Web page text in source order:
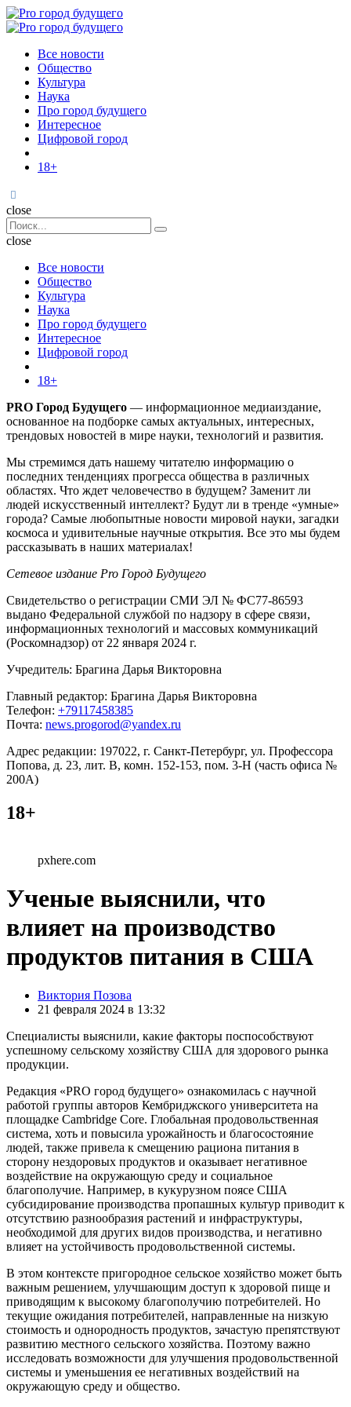
Menu
Поиск
Menu
Pro
Все новости
Общество
Культура
Наука
Про город будущего
Интересное
Цифровой город
18+
Поиск
close
Search
for:
Поиск
close
Все новости
Общество
Культура
Наука
Про город будущего
Интересное
Цифровой город
18+
PRO Город Будущего — информационное медиаиздание,
основанное на подборке самых актуальных, интересных,
трендовых новостей в мире науки, технологий и развития.
Мы стремимся дать нашему читателю информацию о
последних тенденциях прогресса общества в различных
областях. Что ждет человечество в будущем? Заменит ли
людей искусственный интеллект? Будут ли в тренде «умные»
города? Самые любопытные новости мировой науки, загадки
космоса и удивительные научные открытия. Все это мы будем
рассказывать в наших материалах!
Сетевое издание Pro Город Будущего
Свидетельство о регистрации СМИ ЭЛ № ФС77-86593
выдано Федеральной службой по надзору в сфере связи,
информационных технологий и массовых коммуникаций
(Роскомнадзор) от 22 января 2024 г.
Учредитель: Брагина Дарья Викторовна
Главный редактор: Брагина Дарья Викторовна
Телефон: +79117458385
Почта: news.progorod@yandex.ru
Адрес редакции: 197022, г. Санкт-Петербург, ул. Профессора
Попова, д. 23, лит. В, комн. 152-153, пом. 3-Н (часть офиса №
200А)
18+
pxhere.com
Ученые выяснили, что
влияет на производство
продуктов питания в США
Posted
by
Виктория Позова
21 февраля 2024 в 13:32
Специалисты выяснили, какие факторы поспособствуют
успешному сельскому хозяйству США для здорового рынка
продукции.
Редакция «PRO город будущего» ознакомилась с научной
работой группы авторов Кембриджского университета на
площадке Cambridge Core. Глобальная продовольственная
система, хоть и повысила урожайность и благосостояние
людей, также привела к смещению рациона питания в
сторону нездоровых продуктов и оказывает негативное
воздействие на окружающую среду и социальное
благополучие. Например, в кукурузном поясе США
субсидирование производства пропашных культур приводит к
отсутствию разнообразия растений и инфраструктуры,
необходимой для других видов производства, и негативно
влияет на устойчивость продовольственной системы.
В этом контексте пригородное сельское хозяйство может быть
важным решением, улучшающим доступ к здоровой пище и
приводящим к высокому благополучию потребителей. Но
текущие ожидания потребителей, направленные на низкую
стоимость и однородность продуктов, зачастую препятствуют
развитию местного сельского хозяйства. Поэтому важно
исследовать возможности для улучшения продовольственной
системы и уменьшения ее негативных воздействий на
окружающую среду и общество.